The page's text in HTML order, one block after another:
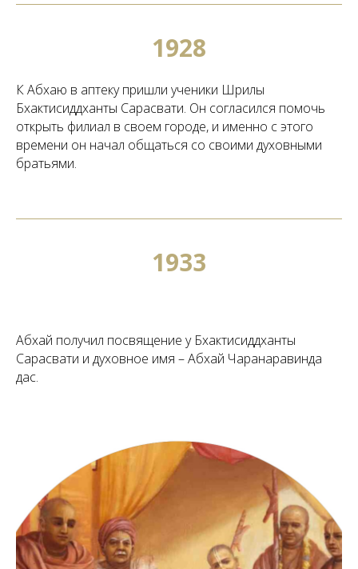
1928
К Абхаю в аптеку пришли ученики Шрилы
Бхактисиддханты Сарасвати. Он согласился помочь
открыть филиал в своем городе, и именно с этого
времени он начал общаться со своими духовными
братьями.
1933
Абхай получил посвящение у Бхактисиддханты
Сарасвати и духовное имя – Абхай Чаранаравинда
дас.